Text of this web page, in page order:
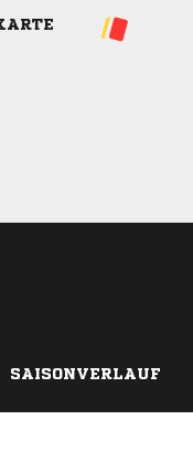
SAISONVERLAUF